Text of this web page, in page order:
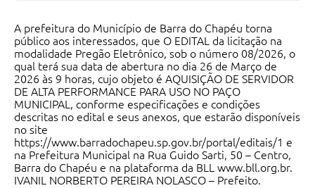
A prefeitura do Município de Barra do Chapéu torna
público aos interessados, que O EDITAL da licitação na
modalidade Pregão Eletrônico, sob o número 08/2026, o
qual terá sua data de abertura no dia 26 de Março de
2026 às 9 horas, cujo objeto é AQUISIÇÃO DE SERVIDOR
DE ALTA PERFORMANCE PARA USO NO PAÇO
MUNICIPAL, conforme especificações e condições
descritas no edital e seus anexos, que estarão disponíveis
no site
https://www.barradochapeu.sp.gov.br/portal/editais/1 e
na Prefeitura Municipal na Rua Guido Sarti, 50 – Centro,
Barra do Chapéu e na plataforma da BLL www.bll.org.br.
IVANIL NORBERTO PEREIRA NOLASCO – Prefeito.